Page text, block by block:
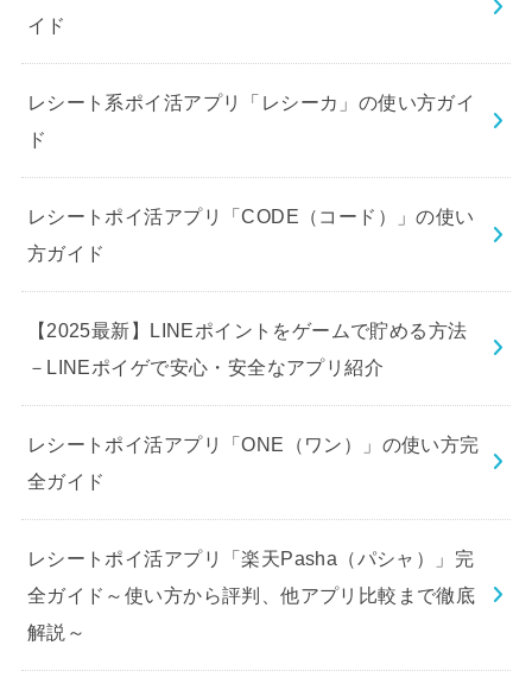
イド
レシート系ポイ活アプリ「レシーカ」の使い方ガイ
ド
レシートポイ活アプリ「CODE（コード）」の使い
方ガイド
【2025最新】LINEポイントをゲームで貯める方法
－LINEポイゲで安心・安全なアプリ紹介
レシートポイ活アプリ「ONE（ワン）」の使い方完
全ガイド
レシートポイ活アプリ「楽天Pasha（パシャ）」完
全ガイド～使い方から評判、他アプリ比較まで徹底
解説～